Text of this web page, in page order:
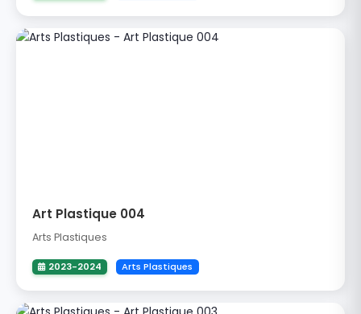
Art Plastique 004
Arts Plastiques
2023-2024 Arts Plastiques